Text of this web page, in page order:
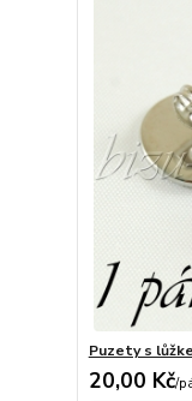
Puzety s
20,00 Kč/